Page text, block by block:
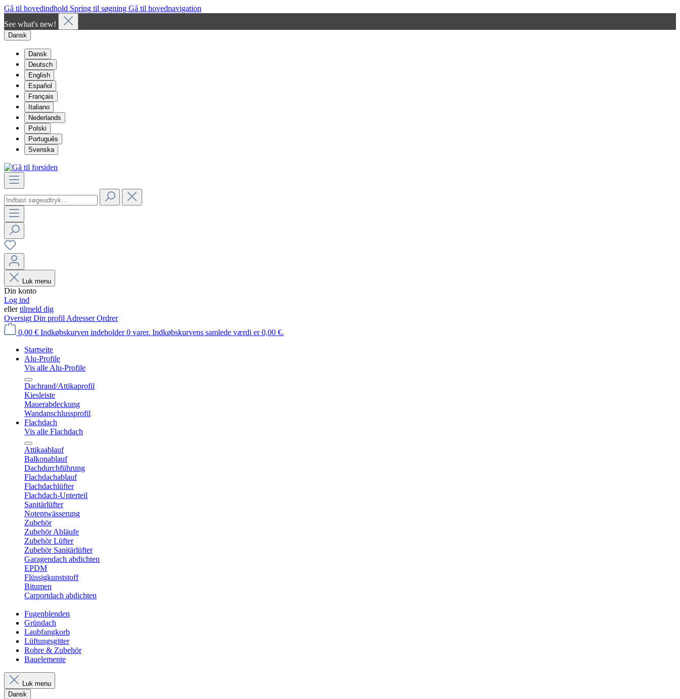
Gå til hovedindhold Spring til søgning Gå til hovednavigation
See what's new!
Dansk
Dansk
Deutsch
English
Español
Français
Italiano
Nederlands
Polski
Português
Svenska
Luk menu
Din konto
Log ind
ellertilmeld dig
Oversigt Din profil AdresserOrdrer
0,00 € Indkøbskurven indeholder 0 varer. Indkøbskurvens samlede værdi er 0,00 €.
Startseite
Alu-Profile
Vis alle Alu-Profile
Dachrand/Attikaprofil
Kiesleiste
Mauerabdeckung
Wandanschlussprofil
Flachdach
Vis alle Flachdach
Attikaablauf
Balkonablauf
Dachdurchführung
Flachdachablauf
Flachdachlüfter
Flachdach-Unterteil
Sanitärlüfter
Notentwässerung
Zubehör
Zubehör Abläufe
Zubehör Lüfter
Zubehör Sanitärlüfter
Garagendach abdichten
EPDM
Flüssigkunststoff
Bitumen
Carportdach abdichten
Fugenblenden
Gründach
Laubfangkorb
Lüftungsgitter
Rohre & Zubehör
Bauelemente
Luk menu
Dansk